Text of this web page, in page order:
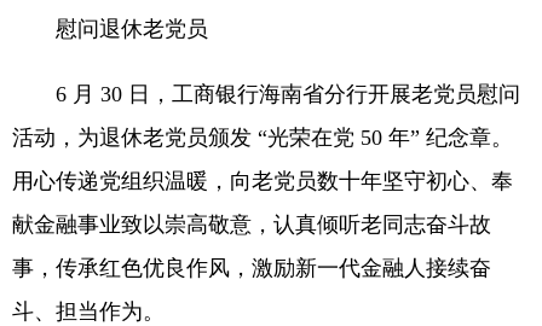
慰问退休老党员
6 月 30 日，工商银行海南省分行开展老党员慰问
活动，为退休老党员颁发 “光荣在党 50 年” 纪念章。
用心传递党组织温暖，向老党员数十年坚守初心、奉
献金融事业致以崇高敬意，认真倾听老同志奋斗故
事，传承红色优良作风，激励新一代金融人接续奋
斗、担当作为。